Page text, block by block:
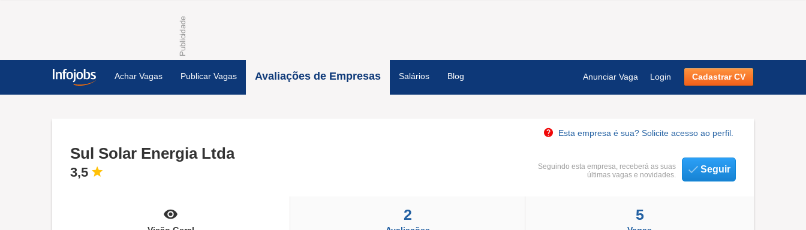
Achar Vagas Publicar Vagas Avaliações de Empresas Salários Blog Anunciar Vaga Login Cadastrar CV
Esta empresa é sua? Solicite acesso ao perfil.
Sul Solar Energia Ltda
3,5
Seguindo esta empresa, receberá as suas
últimas vagas e novidades.
Seguir
2 5